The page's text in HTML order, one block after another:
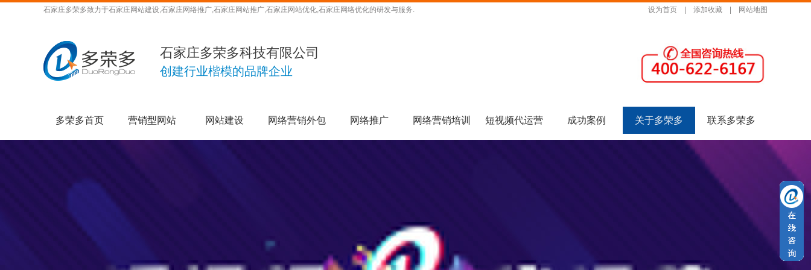
石家庄多荣多致力于石家庄网站建设,石家庄网络推广,石家庄网站推广,石家庄网站优化,石家庄网络优化的研发与服务. 设为首页 添加收藏 网站地图
石家庄多荣多科技有限公司
创建行业楷模的品牌企业
多荣多首页 营销型网站 网站建设 网络营销外包 网络推广 网络营销培训 短视频代运营 成功案例 关于多荣多 联系多荣多